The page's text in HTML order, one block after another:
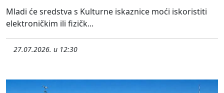
Mladi će sredstva s Kulturne iskaznice moći iskoristiti
elektroničkim ili fizičk...
27.07.2026. u 12:30